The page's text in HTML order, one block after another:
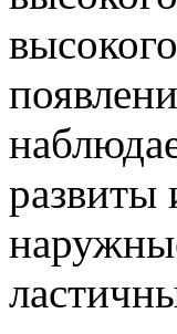
развиты